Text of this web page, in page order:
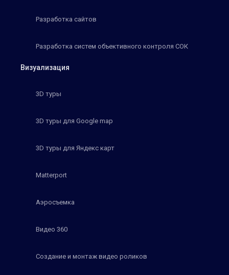
Разработка сайтов
Разработка систем объективного контроля СОК
Визуализация
3D туры
3D туры для Google map
3D туры для Яндекс карт
Matterport
Аэросъемка
Видео 360
Создание и монтаж видео роликов